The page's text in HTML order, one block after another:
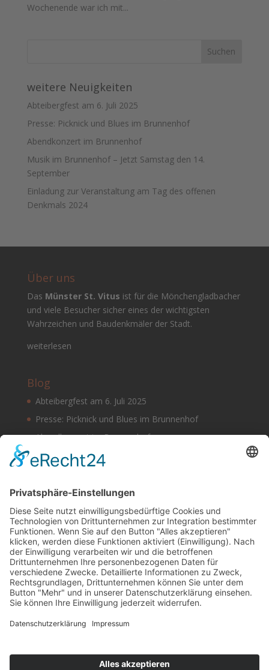
Wochenende war ich mit...
weitere Neuigkeiten
Abteibergfest am 6. Juli 2025
Presse: Picknick und Blues im Brunnenhof
Abendkonzert im Brunnenhof
Musik im Brunnenhof – Jetzt Samstag den 14.
September
Einladung zur Veranstaltung am Tag des offenen
Denkmals 2024
Über uns
Das Münster St. Vitus ist für die Mönchengladbacher
und viele Besucher sicher eines der wichtigsten
Wahrzeichen und Baudenkmäler der Stadt.
weiterlesen
Blog
Abteibergfest am 6. Juli 2025
Presse: Picknick und Blues im Brunnenhof
Abendkonzert im Brunnenhof
Musik im Brunnenhof – Jetzt Samstag den 14.
September
Einladung zur Veranstaltung am Tag des offenen
Denkmals 2024
Suchen & Finden Datenschutz
Cookie-Einstellungen
Impressum Datenschutz